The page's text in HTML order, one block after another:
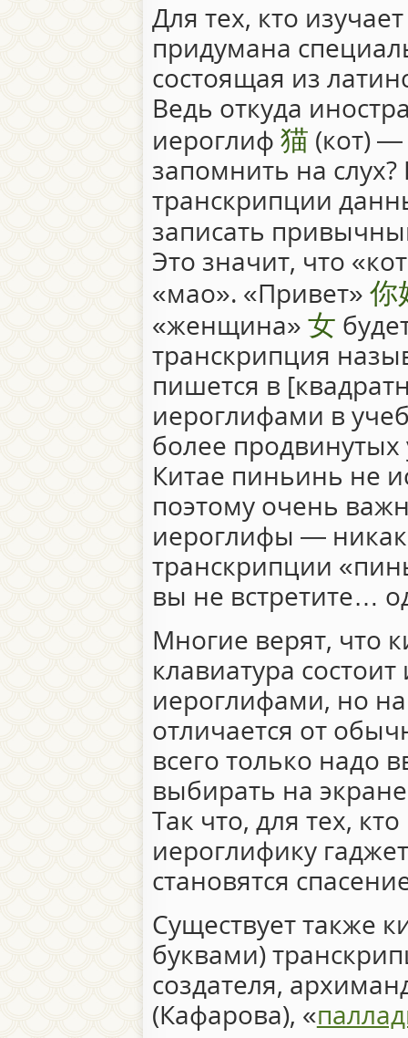
Для тех, кто
придумана
состоящая из
Ведь откуда
иероглиф 猫 (кот)
запомнить на
транскрипции
записать
Это значит, что
«мао». «Привет» 你
«женщина» 女
транскрипция
пишется в
иероглифами в
более
Китае пиньинь не
поэтому очень
иероглифы —
транскрипции
вы не встретите…
Многие верят, что
клавиатура
иероглифами, но
отличается от
всего только надо
выбирать на
Так что, для тех,
иероглифику
становятся
Существует также
буквами)
создателя,
(Кафарова), «